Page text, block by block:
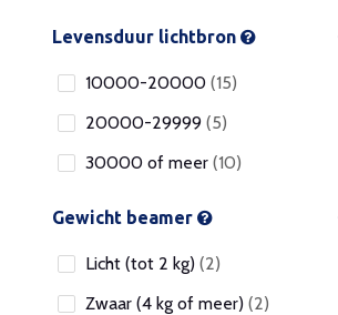
Levensduur lichtbron
10000-20000 (15)
20000-29999 (5)
30000 of meer (10)
Gewicht beamer
Licht (tot 2 kg) (2)
Zwaar (4 kg of meer) (2)